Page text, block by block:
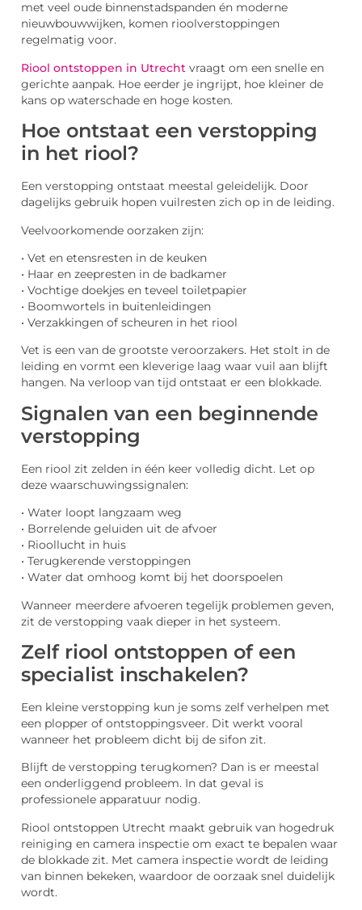
met veel oude binnenstadspanden én moderne
nieuwbouwwijken, komen rioolverstoppingen
regelmatig voor.
Riool ontstoppen in Utrecht vraagt om een snelle en
gerichte aanpak. Hoe eerder je ingrijpt, hoe kleiner de
kans op waterschade en hoge kosten.
Hoe ontstaat een verstopping
in het riool?
Een verstopping ontstaat meestal geleidelijk. Door
dagelijks gebruik hopen vuilresten zich op in de leiding.
Veelvoorkomende oorzaken zijn:
• Vet en etensresten in de keuken
• Haar en zeepresten in de badkamer
• Vochtige doekjes en teveel toiletpapier
• Boomwortels in buitenleidingen
• Verzakkingen of scheuren in het riool
Vet is een van de grootste veroorzakers. Het stolt in de
leiding en vormt een kleverige laag waar vuil aan blijft
hangen. Na verloop van tijd ontstaat er een blokkade.
Signalen van een beginnende
verstopping
Een riool zit zelden in één keer volledig dicht. Let op
deze waarschuwingssignalen:
• Water loopt langzaam weg
• Borrelende geluiden uit de afvoer
• Rioollucht in huis
• Terugkerende verstoppingen
• Water dat omhoog komt bij het doorspoelen
Wanneer meerdere afvoeren tegelijk problemen geven,
zit de verstopping vaak dieper in het systeem.
Zelf riool ontstoppen of een
specialist inschakelen?
Een kleine verstopping kun je soms zelf verhelpen met
een plopper of ontstoppingsveer. Dit werkt vooral
wanneer het probleem dicht bij de sifon zit.
Blijft de verstopping terugkomen? Dan is er meestal
een onderliggend probleem. In dat geval is
professionele apparatuur nodig.
Riool ontstoppen Utrecht maakt gebruik van hogedruk
reiniging en camera inspectie om exact te bepalen waar
de blokkade zit. Met camera inspectie wordt de leiding
van binnen bekeken, waardoor de oorzaak snel duidelijk
wordt.